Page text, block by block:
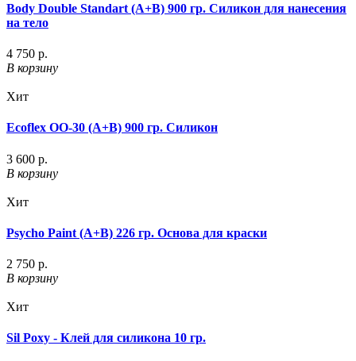
Body Double Standart (A+B) 900 гр. Силикон для нанесения
на тело
4 750 р.
В корзину
Хит
Ecoflex OO-30 (A+B) 900 гр. Силикон
3 600 р.
В корзину
Хит
Psycho Paint (A+B) 226 гр. Основа для краски
2 750 р.
В корзину
Хит
Sil Poxy - Клей для силикона 10 гр.